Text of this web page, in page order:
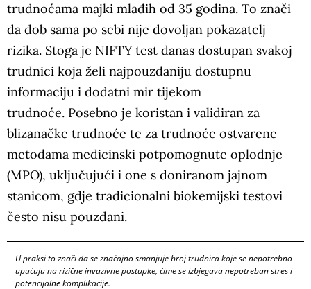
trudnoćama majki mlađih od 35 godina. To znači
da dob sama po sebi nije dovoljan pokazatelj
rizika. Stoga je NIFTY test danas dostupan svakoj
trudnici koja želi najpouzdaniju dostupnu
informaciju i dodatni mir tijekom
trudnoće. Posebno je koristan i validiran za
blizanačke trudnoće te za trudnoće ostvarene
metodama medicinski potpomognute oplodnje
(MPO), uključujući i one s doniranom jajnom
stanicom, gdje tradicionalni biokemijski testovi
često nisu pouzdani.
U praksi to znači da se značajno smanjuje broj trudnica koje se nepotrebno
upućuju na rizične invazivne postupke, čime se izbjegava nepotreban stres i
potencijalne komplikacije.